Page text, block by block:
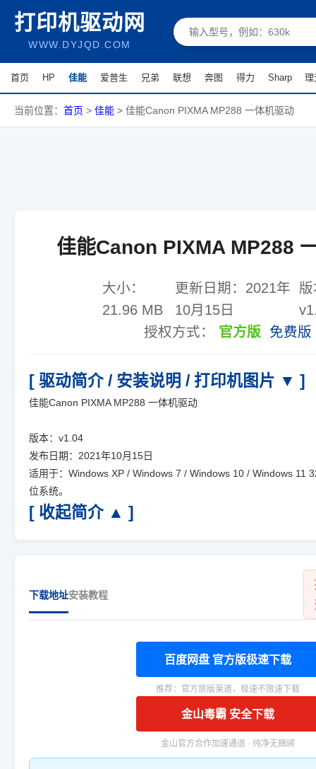
打印机驱动网
WWW.DYJQD.COM
首页 HP 佳能 爱普生 兄弟 联想 奔图 得力 Sharp 理
当前位置： 首页 > 佳能 > 佳能Canon PIXMA MP288 一体机驱动
佳能Canon PIXMA MP288
大小：
21.96 MB
更新日期： 2021年
10月15日
授权方式： 官方版 免费版
[ 驱动简介 / 安装说明 / 打印机图片 ▼ ]
佳能Canon PIXMA MP288 一体机驱动
版本：v1.04
发布日期：2021年10月15日
适用于：Windows XP / Windows 7 / Windows 10 / Windows 11
位系统。
[ 收起简介 ▲ ]
下载地址安装教程
百度网盘 官方版极速下载
推荐：官方原版渠道，极速不限速下载
金山毒霸 安全下载
金山官方合作加速通道 · 纯净无捆绑